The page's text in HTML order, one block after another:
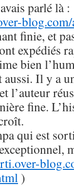
parlé là :
finie, et
expédiés
bien
Il y a
l’auteur
fine.
qui est
)